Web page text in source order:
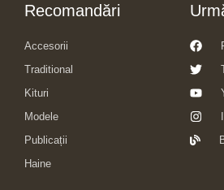
Recomandări
Accesorii
Traditional
Kituri
Modele
Publicații
Haine